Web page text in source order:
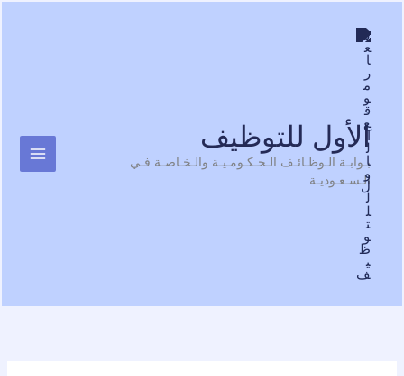
content
الأول للتوظيف
بـوابـة الـوظـائـف الـحـكـومـيـة والـخـاصـة فـي
الـسـعـوديـة